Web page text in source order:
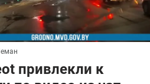
привлекли к